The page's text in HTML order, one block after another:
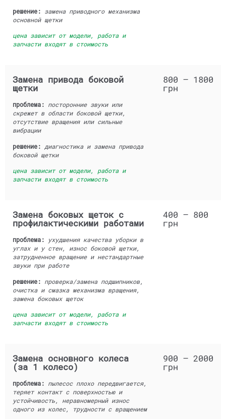
решение: замена приводного механизма
основной щетки
цена зависит от модели, работа и
запчасти входят в стоимость
Замена привода боковой
щетки
проблема: посторонние звуки или
скрежет в области боковой щетки,
отсутствие вращения или сильные
вибрации
решение: диагностика и замена привода
боковой щетки
цена зависит от модели, работа и
запчасти входят в стоимость
800 — 1800
грн
Замена боковых щеток с
профилактическими работами
проблема: ухудшения качества уборки в
углах и у стен, износ боковой щетки,
затрудненное вращение и нестандартные
звуки при работе
решение: проверка/замена подшипников,
очистка и смазка механизма вращения,
замена боковых щеток
цена зависит от модели, работа и
запчасти входят в стоимость
400 — 800
грн
Замена основного колеса
(за 1 колесо)
проблема: пылесос плохо передвигается,
теряет контакт с поверхностью и
устойчивость, неравномерный износ
одного из колес, трудности с вращением
900 — 2000
грн